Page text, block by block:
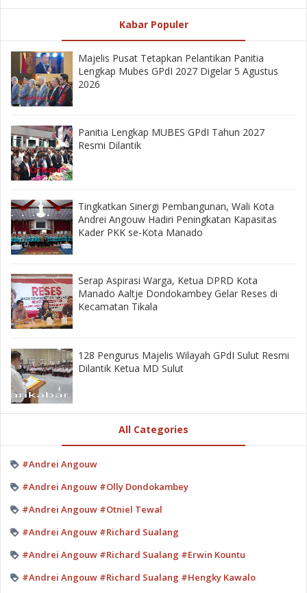
Kabar Populer
Majelis Pusat Tetapkan Pelantikan Panitia
Lengkap Mubes GPdI 2027 Digelar 5 Agustus
2026
Panitia Lengkap MUBES GPdI Tahun 2027
Resmi Dilantik
‎Tingkatkan Sinergi Pembangunan, Wali Kota
Andrei Angouw Hadiri Peningkatan Kapasitas
Kader PKK se-Kota Manado
‎Serap Aspirasi Warga, Ketua DPRD Kota
Manado Aaltje Dondokambey Gelar Reses di
Kecamatan Tikala ‎
128 Pengurus Majelis Wilayah GPdI Sulut Resmi
Dilantik Ketua MD Sulut
All Categories
#Andrei Angouw
#Andrei Angouw #Olly Dondokambey
#Andrei Angouw #Otniel Tewal
#Andrei Angouw #Richard Sualang
#Andrei Angouw #Richard Sualang #Erwin Kountu
#Andrei Angouw #Richard Sualang #Hengky Kawalo